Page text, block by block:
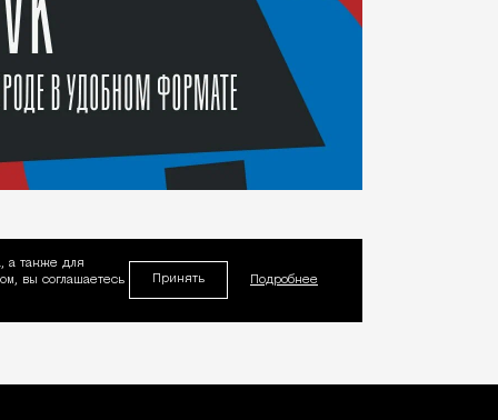
а также для
вы соглашаетесь
Принять Подробнее